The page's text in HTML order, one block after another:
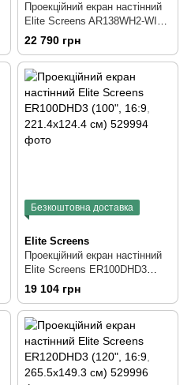
Проекційний екран настінний
Elite Screens AR138WH2-WIDE
(138", 2.35:1, 322.3x137.2 см)
22 790 грн
Безкоштовна доставка
Elite Screens
Проекційний екран настінний
Elite Screens ER100DHD3
(100", 16:9, 221.4x124.4 см)
19 104 грн